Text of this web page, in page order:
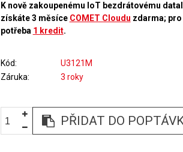
K nově zakoupenému IoT bezdrátovému
získáte 3 měsíce COMET Cloudu zdarma;
potřeba 1 kredit.
Kód
U3121M
Záruka
3 roky
PŘIDAT DO